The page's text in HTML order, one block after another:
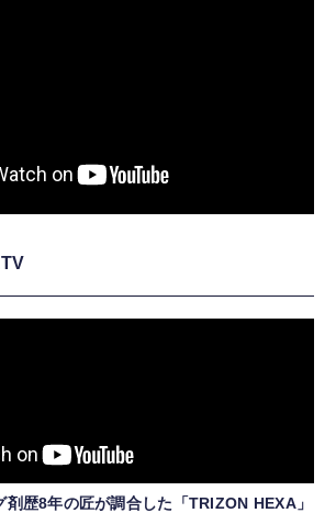
剤歴8年の匠が調合した「TRIZON HEXA」